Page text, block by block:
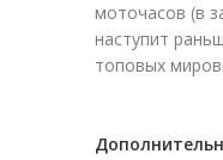
моточасов (в
наступит
топовых